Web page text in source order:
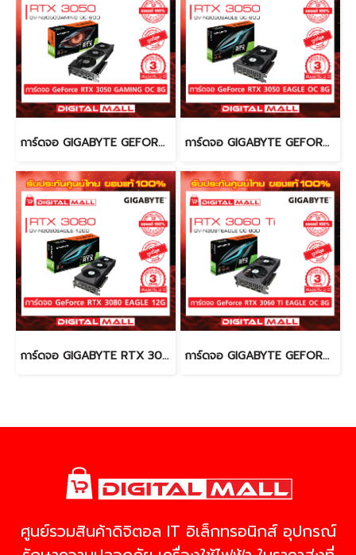
การ์ดจอ GIGABYTE GEFORCE RTX 3050 (VGA) การ์ดจอ GIGABYTE GEFORCE RTX 3050 (VGA)
การ์ดจอ GIGABYTE RTX 3080 (VGA) การ์ดจอ GIGABYTE GEFORCE 3060 Ti (VGA)
ศูนย์รวมสินค้าดิจิตอล IT อิเล็กทรอนิกส์ อุปกรณ์